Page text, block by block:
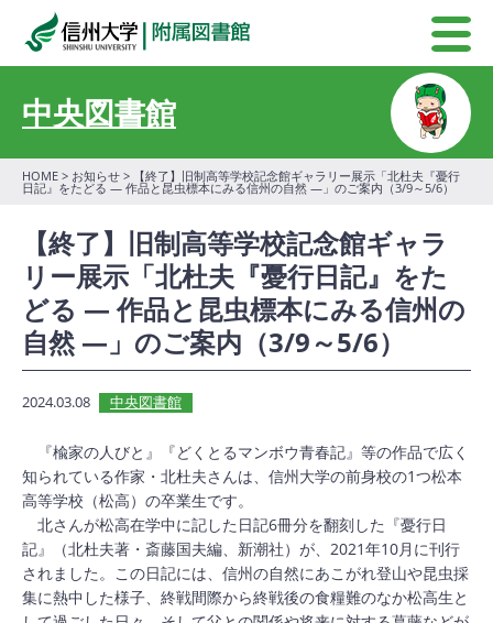
中央図書館
HOME > お知らせ > 【終了】旧制高等学校記念館ギャラリー展示「北杜夫『憂行
日記』をたどる ― 作品と昆虫標本にみる信州の自然 ―」のご案内（3/9～5/6）
【終了】旧制高等学校記念館ギャラ
リー展示「北杜夫『憂行日記』をた
どる ― 作品と昆虫標本にみる信州の
自然 ―」のご案内（3/9～5/6）
2024.03.08 中央図書館
『楡家の人びと』『どくとるマンボウ青春記』等の作品で広く
知られている作家・北杜夫さんは、信州大学の前身校の1つ松本
高等学校（松高）の卒業生です。
北さんが松高在学中に記した日記6冊分を翻刻した『憂行日
記』（北杜夫著・斎藤国夫編、新潮社）が、2021年10月に刊行
されました。この日記には、信州の自然にあこがれ登山や昆虫採
集に熱中した様子、終戦間際から終戦後の食糧難のなか松高生と